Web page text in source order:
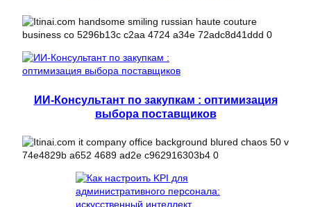
ИИ-Консультант по закупкам : оптимизация
выбора поставщиков